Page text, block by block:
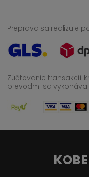
Preprava sa realizuje
Zúčtovanie transakcií
prevodmi sa vykonáva